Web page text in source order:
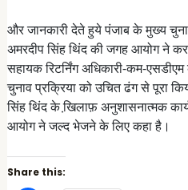
और जानकारी देते हुये पंजाब के मुख्य
अमरदीप सिंह थिंद की जगह आयोग ने
सहायक रिटर्निंग अधिकारी-कम-
चुनाव प्रक्रिया को उचित ढंग से पूरा
सिंह थिंद के खि़लाफ़ अनुशासनात्मक
आयोग ने जल्द भेजने के लिए कहा है।
Share this: